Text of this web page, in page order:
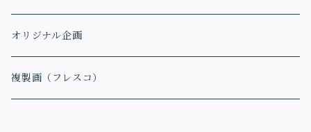
オリジナル企画
複製画（フレスコ）